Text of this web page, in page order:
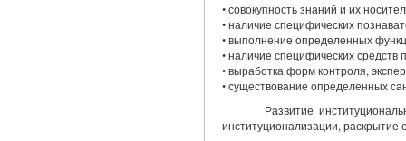
• совокупность знаний и их
• наличие специфических
• выполнение определенных
• наличие специфических средств
• выработка форм контроля,
• существование определенных
Развитие
институционализации, раскрытие